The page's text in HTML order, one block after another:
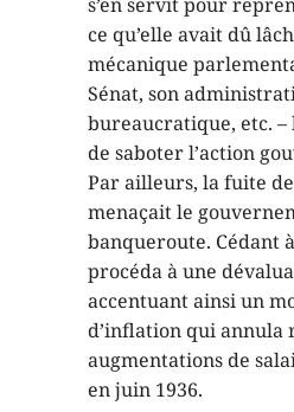
ce qu’elle avait dû
mécanique
Sénat, son
bureaucratique, etc.
de saboter l’action
Par ailleurs, la fuite
menaçait le
banqueroute. Cédant
procéda à une
accentuant ainsi un
d’inflation qui annula
augmentations de
en juin 1936.